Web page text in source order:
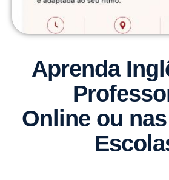
Aprenda
Online ou